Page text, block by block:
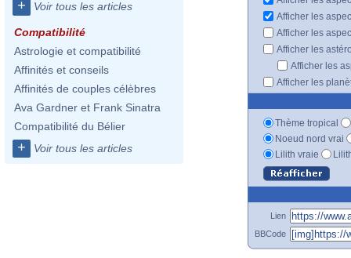
+ Voir tous les articles
Compatibilité
Astrologie et compatibilité
Affinités et conseils
Affinités de couples célèbres
Ava Gardner et Frank Sinatra
Compatibilité du Bélier
+ Voir tous les articles
Afficher les
Afficher les
Afficher les
Afficher les
Afficher les
Thème tropical
Noeud nord vrai
Lilith vraie
Lien
BBCode